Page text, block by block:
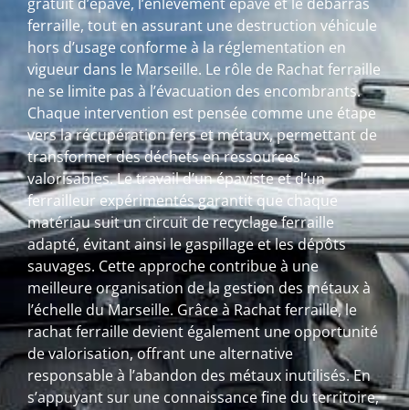
gratuit d’épave, l’enlèvement épave et le débarras
ferraille, tout en assurant une destruction véhicule
hors d’usage conforme à la réglementation en
vigueur dans le Marseille. Le rôle de Rachat ferraille
ne se limite pas à l’évacuation des encombrants.
Chaque intervention est pensée comme une étape
vers la récupération fers et métaux, permettant de
transformer des déchets en ressources
valorisables. Le travail d’un épaviste et d’un
ferrailleur expérimentés garantit que chaque
matériau suit un circuit de recyclage ferraille
adapté, évitant ainsi le gaspillage et les dépôts
sauvages. Cette approche contribue à une
meilleure organisation de la gestion des métaux à
l’échelle du Marseille. Grâce à Rachat ferraille, le
rachat ferraille devient également une opportunité
de valorisation, offrant une alternative
responsable à l’abandon des métaux inutilisés. En
s’appuyant sur une connaissance fine du territoire,